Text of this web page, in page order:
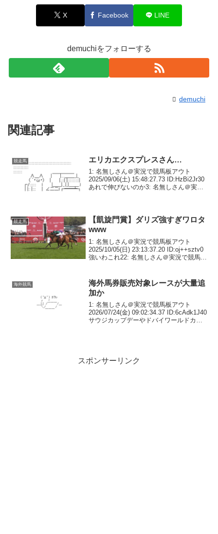
X Facebook LINE
demuchiをフォローする
demuchi
関連記事
競走馬 エリカエクスプレスさん…
1: 名無しさん＠実況で競馬板アウト
2025/09/06(土) 15:48:27.73 ID:HzBi2Jr30
あれで伸びないのか3: 名無しさん＠実況
競走馬
【凱旋門賞】ダリズ強すぎワロタ
www
1: 名無しさん＠実況で競馬板アウト
2025/10/05(日) 23:13:37.20 ID:oj++sztv0
強いわこれ22: 名無しさん＠実況で競馬板
海外競馬
海外馬券販売対象レースが大量追
加か
1: 名無しさん＠実況で競馬板アウト
2026/07/24(金) 09:02:34.37 ID:6cAdk1J40
サウジカップデーやドバイワールドカッ
スポンサーリンク